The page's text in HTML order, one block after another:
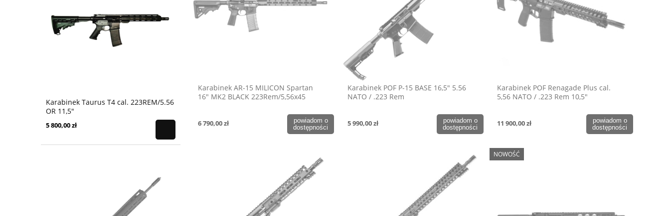
Karabinek Taurus T4 cal. 223REM/5.56
OR 11,5"
5 800,00 zł
Karabinek AR-15 MILICON Spartan
16" MK2 BLACK 223Rem/5,56x45
6 790,00 zł
powiadom o
dostępności
Karabinek POF P-15 BASE 16,5" 5.56
NATO / .223 Rem
5 990,00 zł
powiadom o
dostępności
Karabinek POF Renagade Plus cal.
5,56 NATO / .223 Rem 10,5"
11 900,00 zł
powiadom o
dostępności
NOWOŚĆ